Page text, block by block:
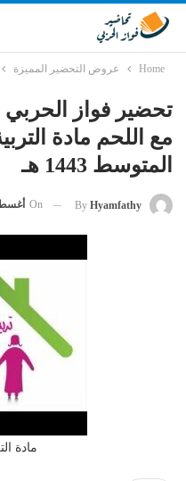
Home عروض التحضير المميزة
تحضير فواز
مع اللحم مادة
المتوسط 1443 هـ
By Hyamfathy
On أغسطس
مادة